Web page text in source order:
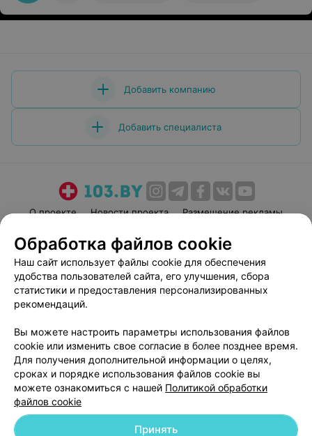
Добавить компанию
Добавить специалиста
О проекте Новости проекта
Размещение рекламы
Пользовательское соглашение
Способы оплаты
Вакансии
Партнеры
Написать руководителю 103.by
Персональные настройки cookie
Обработка персональных данных
Обработка файлов cookie
Наш сайт использует файлы cookie для обеспечения
удобства пользователей сайта, его улучшения, сбора
статистики и предоставления персонализированных
рекомендаций.
Вы можете настроить параметры использования файлов
cookie или изменить свое согласие в более позднее время.
Для получения дополнительной информации о целях,
сроках и порядке использования файлов cookie вы
можете ознакомиться с нашей Политикой обработки
файлов cookie
Принять